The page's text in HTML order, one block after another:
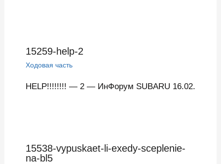
15259-help-2
Ходовая часть
HELP!!!!!!!! — 2 — ИнФорум SUBARU 16.02.
15538-vypuskaet-li-exedy-sceplenie-
na-bl5